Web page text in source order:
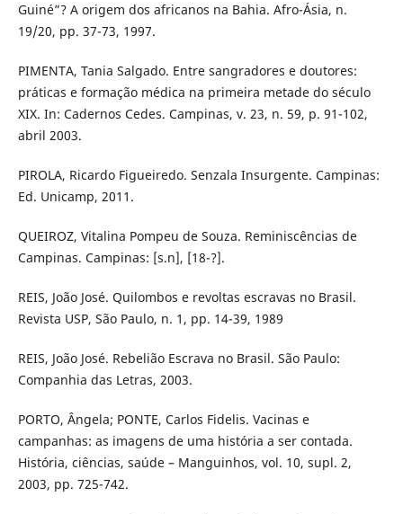
Guiné”? A origem dos africanos na Bahia. Afro-Ásia, n.
19/20, pp. 37-73, 1997.
PIMENTA, Tania Salgado. Entre sangradores e doutores:
práticas e formação médica na primeira metade do século
XIX. In: Cadernos Cedes. Campinas, v. 23, n. 59, p. 91-102,
abril 2003.
PIROLA, Ricardo Figueiredo. Senzala Insurgente. Campinas:
Ed. Unicamp, 2011.
QUEIROZ, Vitalina Pompeu de Souza. Reminiscências de
Campinas. Campinas: [s.n], [18-?].
REIS, João José. Quilombos e revoltas escravas no Brasil.
Revista USP, São Paulo, n. 1, pp. 14-39, 1989
REIS, João José. Rebelião Escrava no Brasil. São Paulo:
Companhia das Letras, 2003.
PORTO, Ângela; PONTE, Carlos Fidelis. Vacinas e
campanhas: as imagens de uma história a ser contada.
História, ciências, saúde – Manguinhos, vol. 10, supl. 2,
2003, pp. 725-742.